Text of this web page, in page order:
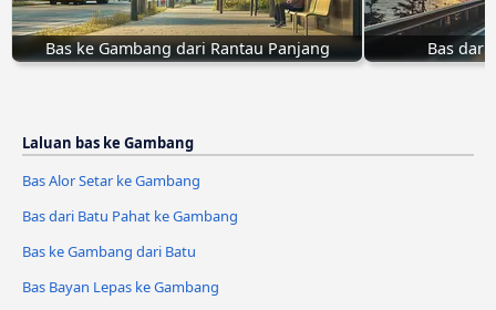
Bas ke Gambang dari Rantau Panjang Bas dari
Laluan bas ke Gambang
Bas Alor Setar ke Gambang
Bas dari Batu Pahat ke Gambang
Bas ke Gambang dari Batu
Bas Bayan Lepas ke Gambang